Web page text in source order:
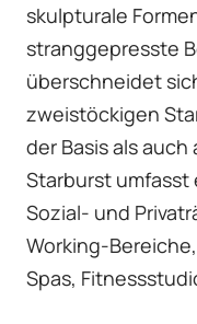
skulpturale
stranggepresste
überschneidet
zweistöckigen
der Basis als
Starburst umfasst
Sozial- und
Working-
Spas,